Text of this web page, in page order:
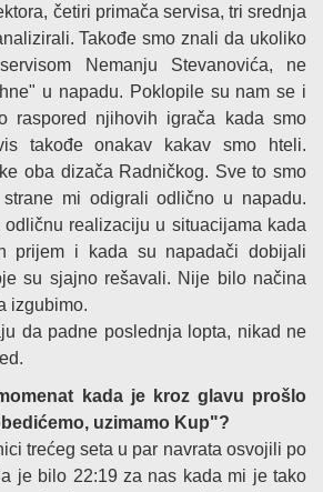
četiri primača servisa, tri srednja
Takođe smo znali da ukoliko
Nemanju Stevanovića, ne
u napadu. Poklopile su nam se i
raspored njihovih igrača kada smo
takođe onakav kakav smo hteli.
oba dizača Radničkog. Sve to smo
mi odigrali odlično u napadu.
odličnu realizaciju u situacijama kada
prijem i kada su napadači dobijali
su sjajno rešavali. Nije bilo načina
izgubimo.
da padne poslednja lopta, nikad ne
kada je kroz glavu prošlo
uzimamo Kup"?
trećeg seta u par navrata osvojili po
je bilo 22:19 za nas kada mi je tako